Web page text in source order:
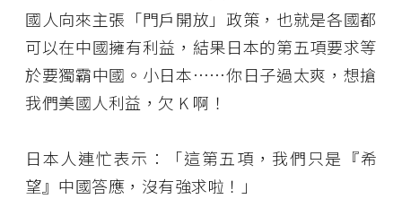
國人向來主張「門戶開放」政策，也就是各國都
可以在中國擁有利益，結果日本的第五項要求等
於要獨霸中國。小日本……你日子過太爽，想搶
我們美國人利益，欠 K 啊！
日本人連忙表示：「這第五項，我們只是『希
望』中國答應，沒有強求啦！」